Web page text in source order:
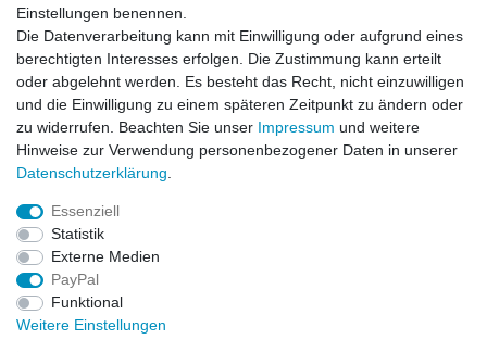
Skins DNAmic Kompression Long Sleeve Top DA99050059238:
E-41841 XS empfohlener Brustumfang: 76-85cm
E-41842 XL empfohlener Brustumfang: 109-116cm
E-41843 XXL empfohlener Brustumfang: 117-126cm
Leitsätze
Versandinformationen
Impressum
Einstellungen benennen.
Die Datenverarbeitung kann mit Einwilligung oder aufgrund eines
berechtigten Interesses erfolgen. Die Zustimmung kann erteilt
oder abgelehnt werden. Es besteht das Recht, nicht einzuwilligen
und die Einwilligung zu einem späteren Zeitpunkt zu ändern oder
zu widerrufen. Beachten Sie unser Impressum und weitere
Hinweise zur Verwendung personenbezogener Daten in unserer
Daten­schutz­erklärung
Essenziell
Statistik
Externe Medien
PayPal
Funktional
Weitere Einstellungen